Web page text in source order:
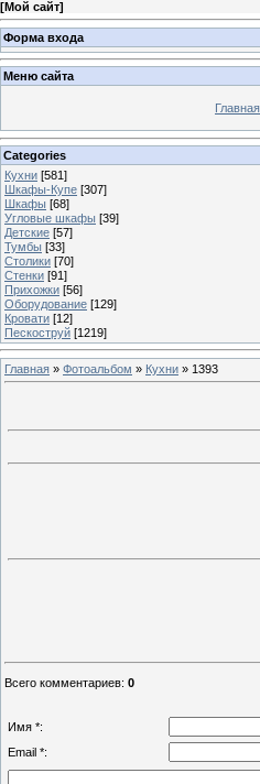
[Мой сайт]
Форма входа
Меню сайта
Categories
Кухни [581]
Шкафы-Купе [307]
Шкафы [68]
Угловые шкафы [39]
Детские [57]
Тумбы [33]
Столики [70]
Стенки [91]
Прихожки [56]
Оборудование [129]
Кровати [12]
Пескоструй [1219]
Главная » Фотоальбом » Кухни » 1393
Всего комментариев: 0
Имя *:
Email *: